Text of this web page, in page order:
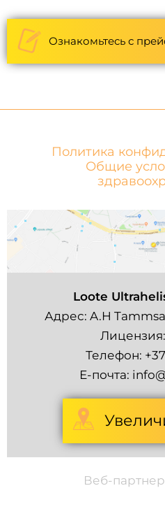
Ознакомьтесь с
Политика
Общие
Loote
Адрес: A.H
Телефон:
Е-почта:
Веб-